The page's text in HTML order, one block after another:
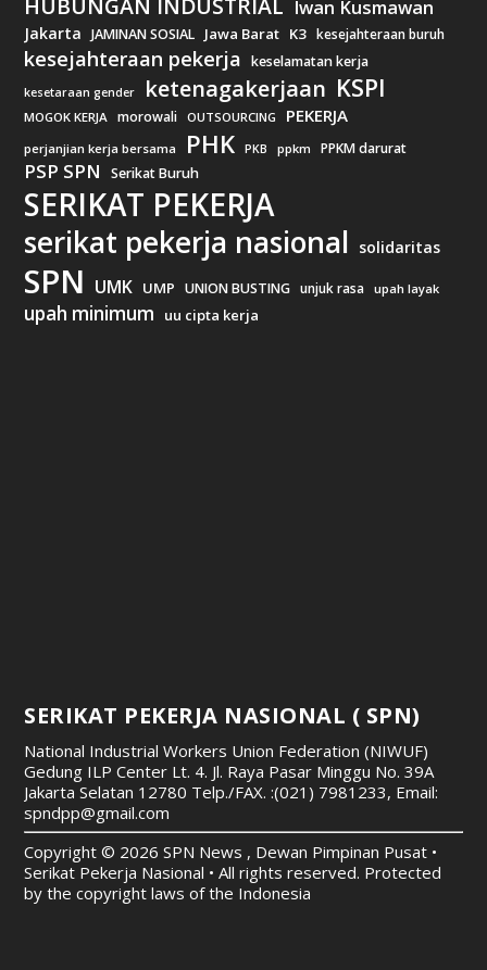
Iwan Kusmawan
Jakarta JAMINAN SOSIAL Jawa Barat K3 kesejahteraan buruh
kesejahteraan pekerja keselamatan kerja
kesetaraan gender ketenagakerjaan KSPI
MOGOK KERJA morowali OUTSOURCING PEKERJA
perjanjian kerja bersama PHK PKB ppkm PPKM darurat
PSP SPN Serikat Buruh
SERIKAT PEKERJA
serikat pekerja nasional solidaritas
SPN UMK UMP UNION BUSTING unjuk rasa upah layak
upah minimum uu cipta kerja
SERIKAT PEKERJA NASIONAL ( SPN)
National Industrial Workers Union Federation (NIWUF)
Gedung ILP Center Lt. 4. Jl. Raya Pasar Minggu No. 39A
Jakarta Selatan 12780 Telp./FAX. :(021) 7981233, Email:
spndpp@gmail.com
Copyright © 2026 SPN News , Dewan Pimpinan Pusat •
Serikat Pekerja Nasional • All rights reserved. Protected
by the copyright laws of the Indonesia